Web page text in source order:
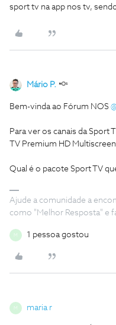
sport tv na app nos tv,
Mário P.
Bem-vinda ao Fórum NOS
Para ver os canais da Sport
TV Premium HD
Qual é o pacote Sport TV
Ajude a comunidade a
como "Melhor Resposta" e
M 1 pessoa gostou
M maria r